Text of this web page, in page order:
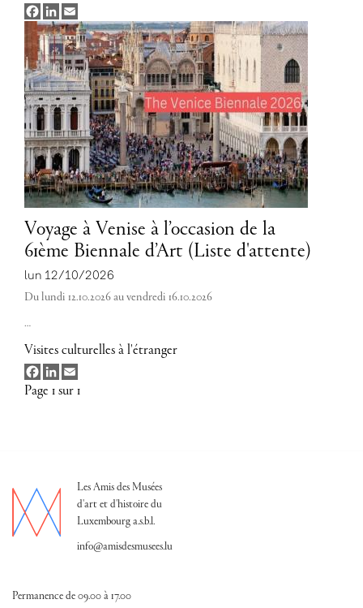
FacebookLinkedIn
Voyage à Venise à l’occasion de la
61ème Biennale d’Art (Liste d'attente)
lun 12/10/2026
Du lundi 12.10.2026 au vendredi 16.10.2026
…
Visites culturelles à l'étranger
FacebookLinkedIn
Page 1 sur 1
Les Amis des Musées
d'art et d'histoire du
Luxembourg a.s.b.l.
info@amisdesmusees.lu
Permanence de 09.00 à 17.00